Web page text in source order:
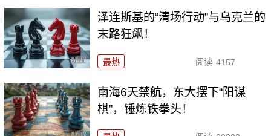
泽连斯基的“清场行动”与乌克兰的
末路狂飙！
最热 阅读 4157
南海6天禁航，东大摆下“阳谋
棋”，锤炼铁拳头！